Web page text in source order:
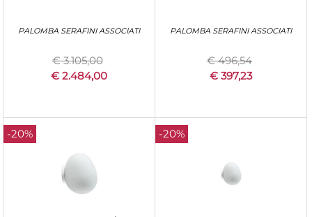
PALOMBA SERAFINI ASSOCIATI
€ 3.105,00
€ 2.484,00
PALOMBA SERAFINI ASSOCIATI
€ 496,54
€ 397,23
-20% -20%